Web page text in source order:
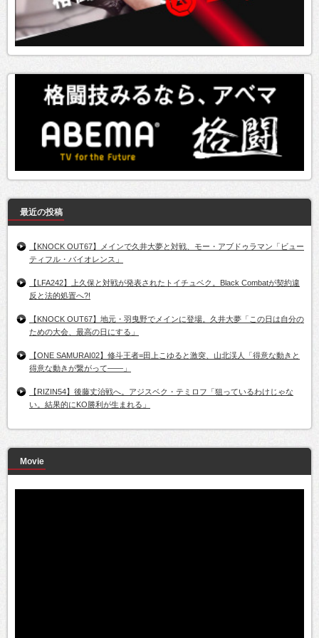
最近の投稿
【KNOCK OUT67】メインで久井大夢と対戦、モー・アブドゥラマン「ビュー
ティフル・バイオレンス」
【LFA242】上久保と対戦が発表されたトイチュベク。Black Combatが契約違
反と法的処置へ?!
【KNOCK OUT67】地元・羽曳野でメインに登場。久井大夢「この日は自分の
ための大会、最高の日にする」
【ONE SAMURAI02】修斗王者=田上こゆると激突、山北渓人「得意な動きと
得意な動きが繋がって――」
【RIZIN54】後藤丈治戦へ。アジスベク・テミロフ「狙っているわけじゃな
い。結果的にKO勝利が生まれる」
Movie